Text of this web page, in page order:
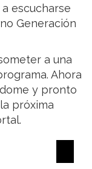
escucharse
Generación
a una
Ahora
y pronto
próxima